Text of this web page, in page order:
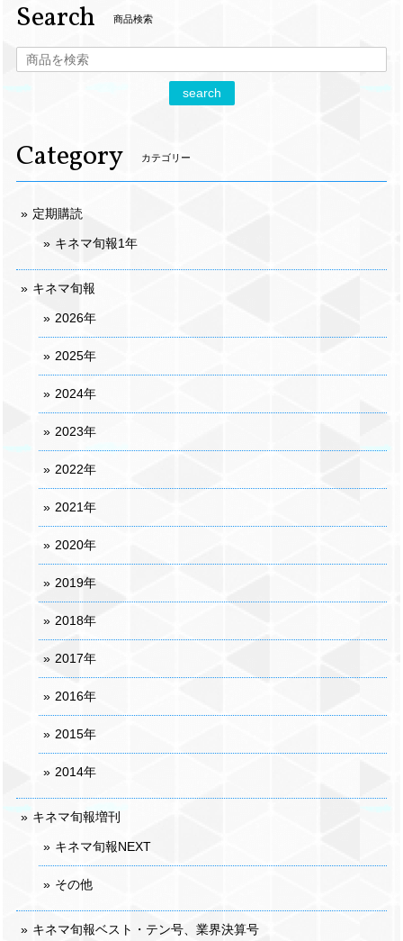
Search 商品検索
search
Category カテゴリー
定期購読
キネマ旬報1年
キネマ旬報
2026年
2025年
2024年
2023年
2022年
2021年
2020年
2019年
2018年
2017年
2016年
2015年
2014年
キネマ旬報増刊
キネマ旬報NEXT
その他
キネマ旬報ベスト・テン号、業界決算号